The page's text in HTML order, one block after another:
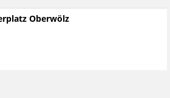
Oberwölz